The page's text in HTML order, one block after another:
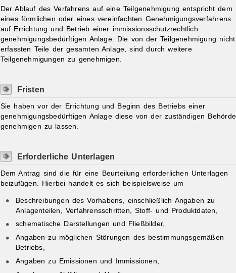
Der Ablauf des Verfahrens auf eine Teilgenehmigung entspricht dem
eines förmlichen oder eines vereinfachten Genehmigungsverfahrens
auf Errichtung und Betrieb einer immissionsschutzrechtlich
genehmigungsbedürftigen Anlage. Die von der Teilgenehmigung nicht
erfassten Teile der gesamten Anlage, sind durch weitere
Teilgenehmigungen zu genehmigen.
Fristen
Sie haben vor der Errichtung und Beginn des Betriebs einer
genehmigungsbedürftigen Anlage diese von der zuständigen Behörde
genehmigen zu lassen.
Erforderliche Unterlagen
Dem Antrag sind die für eine Beurteilung erforderlichen Unterlagen
beizufügen. Hierbei handelt es sich beispielsweise um
Beschreibungen des Vorhabens, einschließlich Angaben zu
Anlagenteilen, Verfahrensschritten, Stoff- und Produktdaten,
schematische Darstellungen und Fließbilder,
Angaben zu möglichen Störungen des bestimmungsgemäßen
Betriebs,
Angaben zu Emissionen und Immissionen,